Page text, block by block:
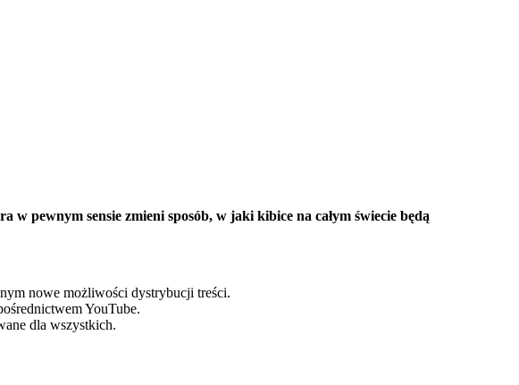
w pewnym sensie zmieni sposób, w jaki kibice na całym świecie będą
nowe możliwości dystrybucji treści.
YouTube.
dla wszystkich.